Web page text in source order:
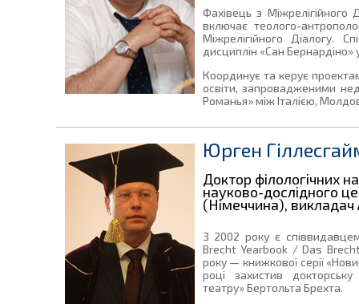
Фахівець з Міжрелігійного
включає теолого-
Міжрелігійного Діалогу.
дисциплін «Сан Бернардіно»
Координує та керує
освіти, запровадженими
Романья» між Італією,
Юрген
Доктор філологічних
науково-дослідного
(Німеччина), викладач
З 2002 року є
Brecht Yearbook / Das
року — книжкової серії
році захистив
театру» Бертольта Брехта.